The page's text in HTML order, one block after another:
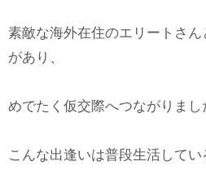
素敵な海外在住のエリートさ
があり、
めでたく仮交際へつながりまし
こんな出逢いは普段生活してい